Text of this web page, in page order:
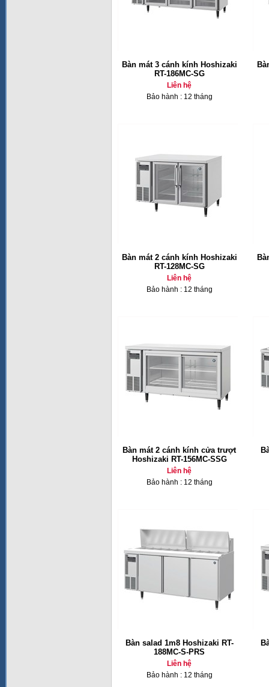
Bàn mát 3 cánh kính Hoshizaki
RT-186MC-SG
Liên hệ
Bảo hành : 12 tháng
Bàn mát 2 cánh kính Hoshizaki
RT-128MC-SG
Liên hệ
Bảo hành : 12 tháng
Bàn mát 2 cánh kính cửa trượt
Hoshizaki RT-156MC-SSG
Liên hệ
Bảo hành : 12 tháng
Bàn salad 1m8 Hoshizaki RT-
188MC-S-PRS
Liên hệ
Bảo hành : 12 tháng